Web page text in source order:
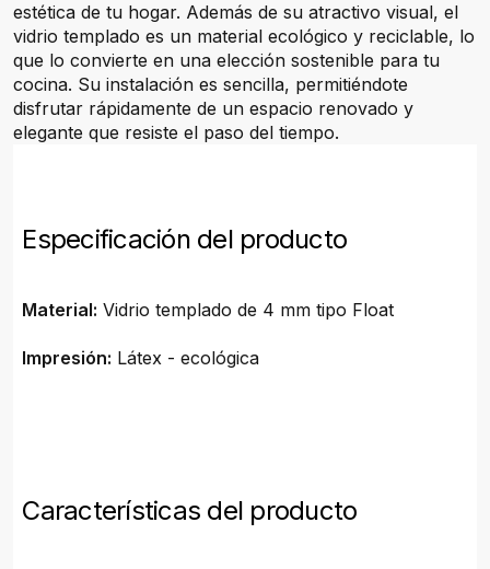
estética de tu hogar. Además de su atractivo visual, el
vidrio templado es un material ecológico y reciclable, lo
que lo convierte en una elección sostenible para tu
cocina. Su instalación es sencilla, permitiéndote
disfrutar rápidamente de un espacio renovado y
elegante que resiste el paso del tiempo.
Especificación del producto
Material: Vidrio templado de 4 mm tipo Float
Impresión: Látex - ecológica
Características del producto